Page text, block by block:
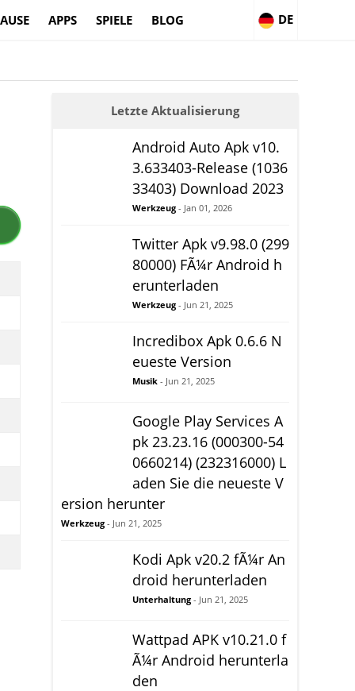
APPS SPIELE BLOG DE
Letzte Aktualisierung
Android Auto Apk v10.
3.633403-Release (1036
33403) Download 2023
Werkzeug - Jan 01, 2026
Twitter Apk v9.98.0 (299
80000) FÃ¼r Android h
erunterladen
Werkzeug - Jun 21, 2025
Incredibox Apk 0.6.6 N
eueste Version
Musik - Jun 21, 2025
Google Play Services A
pk 23.23.16 (000300-54
0660214) (232316000) L
aden Sie die neueste V
ersion herunter
Werkzeug - Jun 21, 2025
Kodi Apk v20.2 fÃ¼r An
droid herunterladen
Unterhaltung - Jun 21, 2025
Wattpad APK v10.21.0 f
Ã¼r Android herunterla
den